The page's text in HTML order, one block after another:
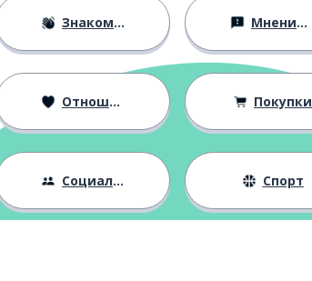
Знакомство Мнения и убеждения
Отношения Покупки
Социальная жизнь Спорт